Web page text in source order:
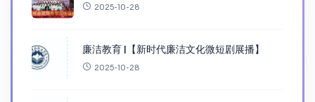
2025-10-28
廉洁教育 |【新时代廉洁文化微短剧展播】
2025-10-28